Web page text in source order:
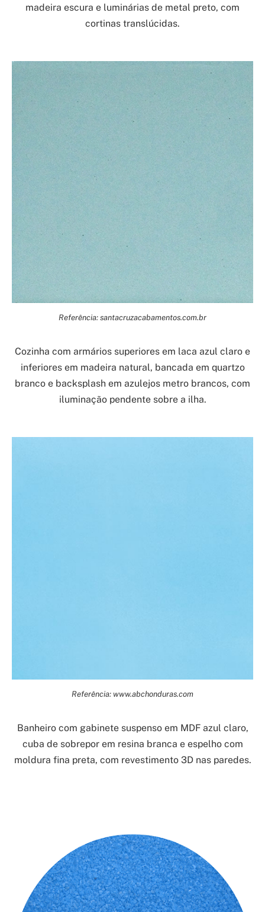
madeira escura e luminárias de metal preto, com
cortinas translúcidas.
Referência: santacruzacabamentos.com.br
Cozinha com armários superiores em laca azul claro e
inferiores em madeira natural, bancada em quartzo
branco e backsplash em azulejos metro brancos, com
iluminação pendente sobre a ilha.
Referência: www.abchonduras.com
Banheiro com gabinete suspenso em MDF azul claro,
cuba de sobrepor em resina branca e espelho com
moldura fina preta, com revestimento 3D nas paredes.